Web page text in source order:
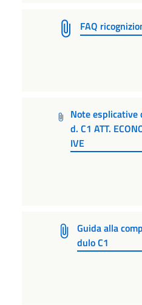
FAQ
Note esplicative
d. C1 ATT.
IVE
Guida alla
dulo C1